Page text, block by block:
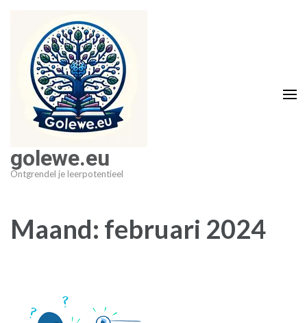
inhoud
golewe.eu
Ontgrendel je leerpotentieel
Maand: februari 2024